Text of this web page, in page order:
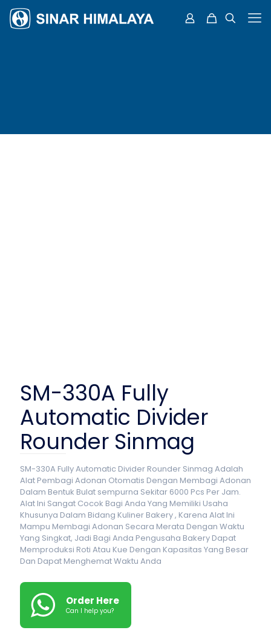
SM-330A Fully
Automatic Divider
Rounder Sinmag
SM-330A Fully Automatic Divider Rounder Sinmag Adalah
Alat Pembagi Adonan Otomatis Dengan Membagi Adonan
Dalam Bentuk Bulat sempurna Sekitar 6000 Pcs Per Jam.
Alat Ini Sangat Cocok Bagi Anda Yang Memiliki Usaha
Khusunya Dalam Bidang Kuliner Bakery , Karena Alat Ini
Mampu Membagi Adonan Secara Merata Dengan Waktu
Yang Singkat, Jadi Bagi Anda Pengusaha Bakery Dapat
Memproduksi Roti Atau Kue Dengan Kapasitas Yang Besar
Dan Dapat Menghemat Waktu Anda
Order Here
Can I help you?